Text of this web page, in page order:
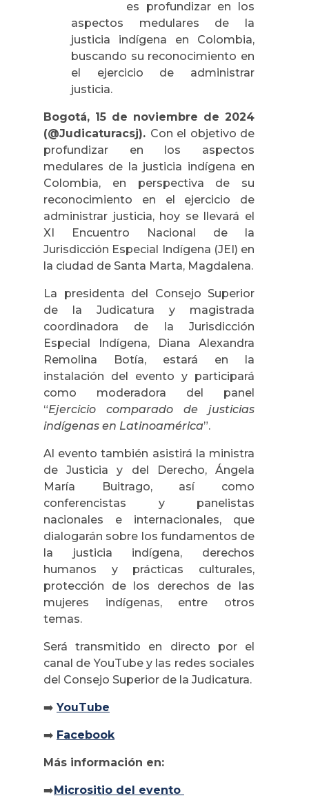
es profundizar en los
aspectos medulares de la
justicia indígena en Colombia,
buscando su reconocimiento en
el ejercicio de administrar
justicia.
Bogotá, 15 de noviembre de 2024
(@Judicaturacsj). Con el objetivo de
profundizar en los aspectos
medulares de la justicia indígena en
Colombia, en perspectiva de su
reconocimiento en el ejercicio de
administrar justicia, hoy se llevará el
XI Encuentro Nacional de la
Jurisdicción Especial Indígena (JEI) en
la ciudad de Santa Marta, Magdalena.
La presidenta del Consejo Superior
de la Judicatura y magistrada
coordinadora de la Jurisdicción
Especial Indígena, Diana Alexandra
Remolina Botía, estará en la
instalación del evento y participará
como moderadora del panel
“Ejercicio comparado de justicias
indígenas en Latinoamérica”.
Al evento también asistirá la ministra
de Justicia y del Derecho, Ángela
María Buitrago, así como
conferencistas y panelistas
nacionales e internacionales, que
dialogarán sobre los fundamentos de
la justicia indígena, derechos
humanos y prácticas culturales,
protección de los derechos de las
mujeres indígenas, entre otros
temas.
Será transmitido en directo por el
canal de YouTube y las redes sociales
del Consejo Superior de la Judicatura.
➡️ YouTube
➡️ Facebook
Más información en:
➡️Micrositio del evento